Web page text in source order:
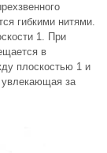
гибкими нитями.
1. При
в
плоскостью 1 и
увлекающая за